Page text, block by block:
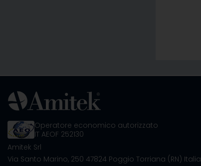
Operatore economico autorizzato
IT AEOF 252130
Amitek Srl
Via Santo Marino, 250 47824 Poggio Torriana (RN) Italia